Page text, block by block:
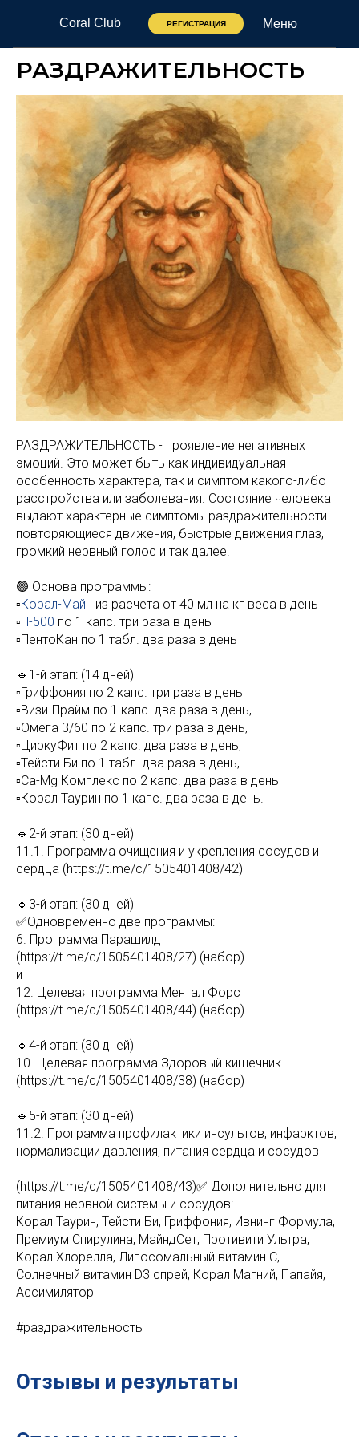
Coral Club Меню
РЕГИСТРАЦИЯ
РАЗДРАЖИТЕЛЬНОСТЬ
РАЗДРАЖИТЕЛЬНОСТЬ - проявление негативных
эмоций. Это может быть как индивидуальная
особенность характера, так и симптом какого-либо
расстройства или заболевания. Состояние человека
выдают характерные симптомы раздражительности -
повторяющиеся движения, быстрые движения глаз,
громкий нервный голос и так далее.
🟢 Основа программы:
▫️Корал-Майн из расчета от 40 мл на кг веса в день
▫️Н-500 по 1 капс. три раза в день
▫️ПентоКан по 1 табл. два раза в день
🔹1-й этап: (14 дней)
▫️Гриффония по 2 капс. три раза в день
▫️Визи-Прайм по 1 капс. два раза в день,
▫️Омега 3/60 по 2 капс. три раза в день,
▫️ЦиркуФит по 2 капс. два раза в день,
▫️Тейсти Би по 1 табл. два раза в день,
▫️Ca-Mg Комплекс по 2 капс. два раза в день
▫️Корал Таурин по 1 капс. два раза в день.
🔹2-й этап: (30 дней)
11.1. Программа очищения и укрепления сосудов и
сердца (https://t.me/c/1505401408/42)
🔹3-й этап: (30 дней)
✅Одновременно две программы:
6. Программа Парашилд
(https://t.me/c/1505401408/27) (набор)
и
12. Целевая программа Ментал Форс
(https://t.me/c/1505401408/44) (набор)
🔹4-й этап: (30 дней)
10. Целевая программа Здоровый кишечник
(https://t.me/c/1505401408/38) (набор)
🔹5-й этап: (30 дней)
11.2. Программа профилактики инсультов, инфарктов,
нормализации давления, питания сердца и сосудов
(https://t.me/c/1505401408/43)✅ Дополнительно для
питания нервной системы и сосудов:
Корал Таурин, Тейсти Би, Гриффония, Ивнинг Формула,
Премиум Спирулина, МайндСет, Противити Ультра,
Корал Хлорелла, Липосомальный витамин С,
Солнечный витамин D3 спрей, Корал Магний, Папайя,
Ассимилятор
#раздражительность
Отзывы и результаты